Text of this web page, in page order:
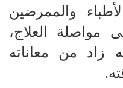
والممرضين
مواصلة العلاج،
زاد من معاناته